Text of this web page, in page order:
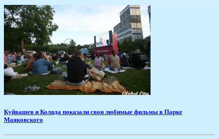
Куйвашев и Коляда показали свои любимые фильмы в Парке
Маяковского